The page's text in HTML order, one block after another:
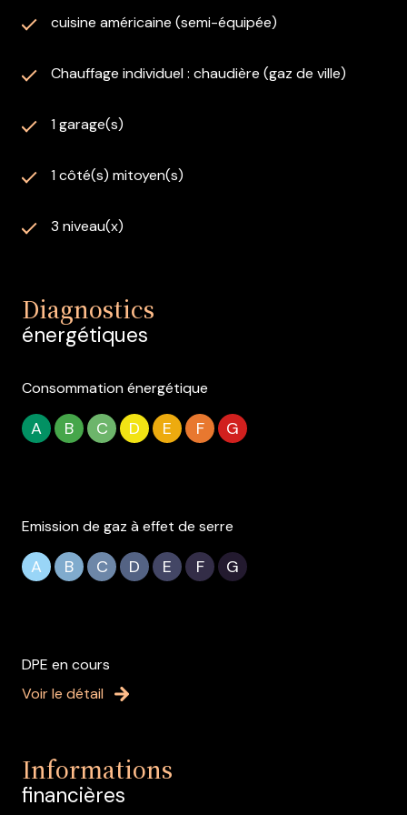
cuisine américaine (semi-équipée)
Chauffage individuel : chaudière (gaz de ville)
1 garage(s)
1 côté(s) mitoyen(s)
3 niveau(x)
Diagnostics
énergétiques
Consommation énergétique
A B C D E F G
Emission de gaz à effet de serre
A B C D E F G
DPE en cours
Voir le détail
Informations
financières